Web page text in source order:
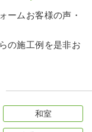
ームお客様の声・
の施工例を是非お
和室